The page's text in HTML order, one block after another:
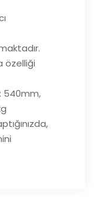
özelliği
540mm,